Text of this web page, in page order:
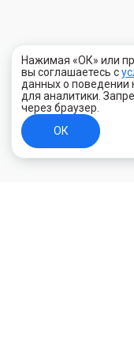
Нажимая «ОК» или
вы соглашаетесь с
данных о поведении
для аналитики.
через браузер.
ОК